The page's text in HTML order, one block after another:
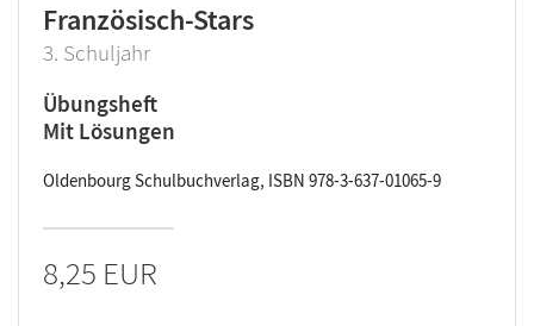
Französisch-Stars
3. Schuljahr
Übungsheft
Mit Lösungen
Oldenbourg Schulbuchverlag, ISBN 978-3-637-01065-9
8,25 EUR